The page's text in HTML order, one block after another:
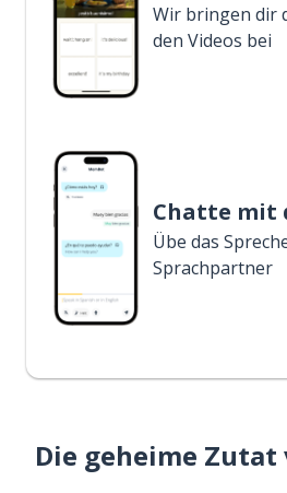
Wir bringen dir
den Videos bei
Chatte mit
Übe das
Sprachpartner
Die geheime